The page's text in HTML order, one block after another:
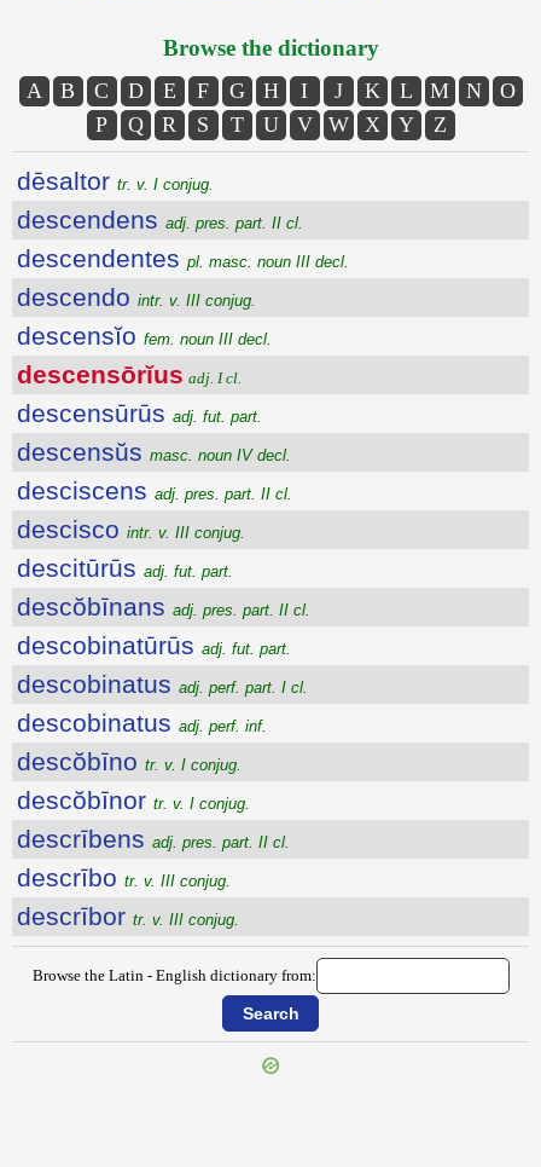
Browse the dictionary
A B C D E F G H I J K L M N
O
P
Q R S T U V W X Y Z
dēsaltor tr. v. I conjug.
descendens adj. pres. part. II cl.
descendentes pl. masc. noun III decl.
descendo intr. v. III conjug.
descensĭo fem. noun III decl.
descensōrĭus adj. I cl.
descensūrūs adj. fut. part.
descensŭs masc. noun IV decl.
desciscens adj. pres. part. II cl.
descisco intr. v. III conjug.
descitūrūs adj. fut. part.
descŏbīnans adj. pres. part. II cl.
descobinatūrūs adj. fut. part.
descobinatus adj. perf. part. I cl.
descobinatus adj. perf. inf.
descŏbīno tr. v. I conjug.
descŏbīnor tr. v. I conjug.
descrībens adj. pres. part. II cl.
descrībo tr. v. III conjug.
descrībor tr. v. III conjug.
Browse the Latin - English dictionary from: